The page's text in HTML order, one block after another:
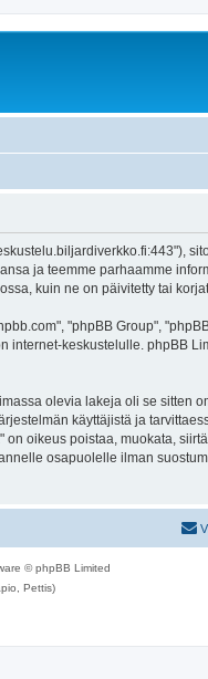
ja teemme parhaamme
kuin ne on päivitetty tai
"phpBB Group",
internet-keskustelulle. phpBB
olevia lakeja oli se sitten
käyttäjistä ja
oikeus poistaa, muokata,
osapuolelle ilman
© phpBB Limited
Pettis)